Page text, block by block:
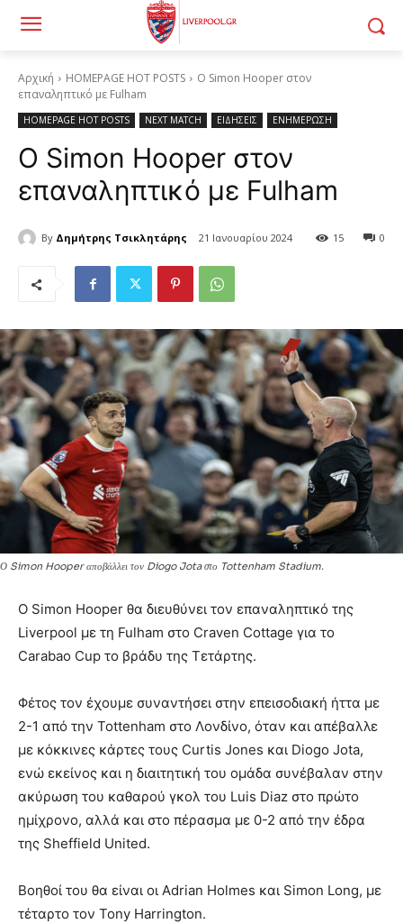
Αρχική HOMEPAGE HOT POSTS
Ο Simon Hooper στον
επαναληπτικό με Fulham
HOMEPAGE HOT POSTS NEXT MATCH ΕΙΔΗΣΕΙΣ ΕΝΗΜΕΡΩΣΗ
Ο Simon Hooper στον
επαναληπτικό με Fulham
By Δημήτρης Τσικλητάρης 21 Ιανουαρίου 2024 0
15
Ο Simon Hooper αποβάλλει τον Diogo Jota στο Tottenham Stadium.
Ο Simon Hooper θα διευθύνει τον επαναληπτικό της
Liverpool με τη Fulham στο Craven Cottage για το
Carabao Cup το βράδυ της Τετάρτης.
Φέτος τον έχουμε συναντήσει στην επεισοδιακή ήττα με
2-1 από την Tottenham στο Λονδίνο, όταν και απέβαλλε
με κόκκινες κάρτες τους Curtis Jones και Diogo Jota,
ενώ εκείνος και η διαιτητική του ομάδα συνέβαλαν στην
ακύρωση του καθαρού γκολ του Luis Diaz στο πρώτο
ημίχρονο, αλλά και στο πέρασμα με 0-2 από την έδρα
της Sheffield United.
Βοηθοί του θα είναι οι Adrian Holmes και Simon Long, με
τέταρτο τον Tony Harrington.